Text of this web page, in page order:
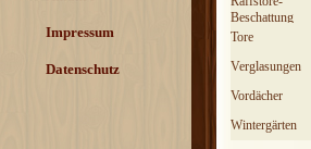
Impressum
Datenschutz
Beschattung
Tore
Verglasungen
Vordächer
Wintergärten